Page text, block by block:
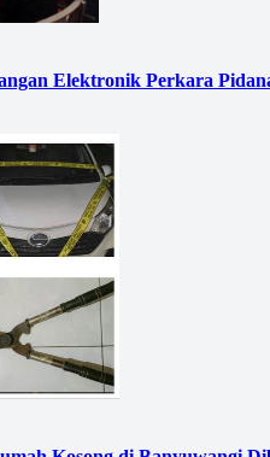
Elektronik Perkara